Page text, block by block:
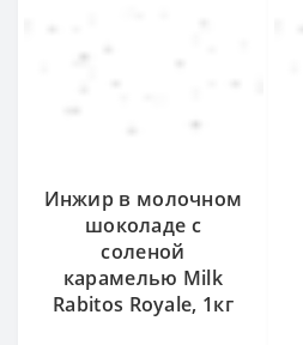
Инжир в молочном
шоколаде с
соленой
карамелью Milk
Rabitos Royale, 1кг